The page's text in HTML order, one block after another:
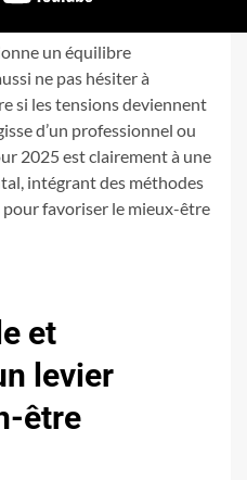
un équilibre
ne pas hésiter à
si les tensions deviennent
d’un professionnel ou
2025 est clairement à une
intégrant des méthodes
favoriser le mieux-être
et
levier
être